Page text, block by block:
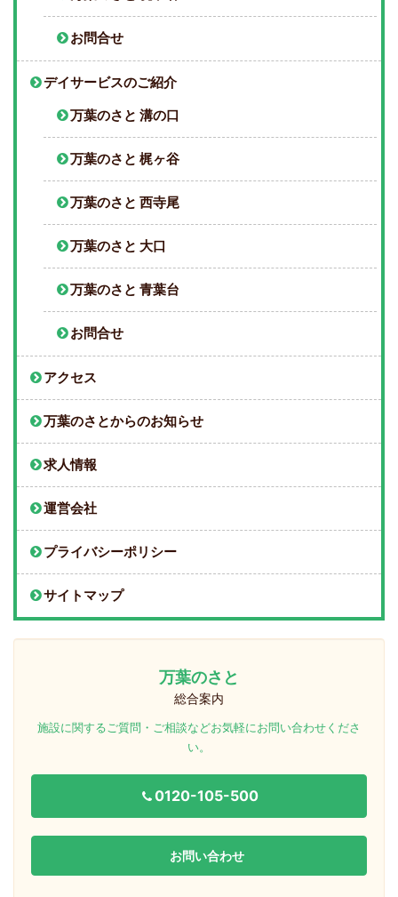
お問合せ
デイサービスのご紹介
万葉のさと 溝の口
万葉のさと 梶ヶ谷
万葉のさと 西寺尾
万葉のさと 大口
万葉のさと 青葉台
お問合せ
アクセス
万葉のさとからのお知らせ
求人情報
運営会社
プライバシーポリシー
サイトマップ
万葉のさと
総合案内
施設に関するご質問・ご相談などお気軽にお問い合わせくださ
い。
0120-105-500
お問い合わせ